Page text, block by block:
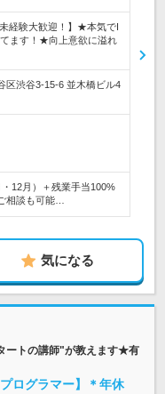
経験大歓迎！】★本気でI
ます！★向上意欲に溢れ
区渋谷3-15-6 並木橋ビル4
12月）＋残業手当100%
相談も可能…
気になる
ートの講師"が教えます★有
ログラマー】＊年休